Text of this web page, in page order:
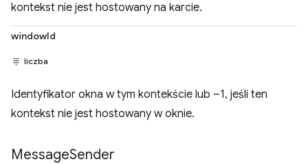
kontekst nie jest hostowany na karcie.
windowId
liczba
Identyfikator okna w tym kontekście lub –1, jeśli ten
kontekst nie jest hostowany w oknie.
MessageSender